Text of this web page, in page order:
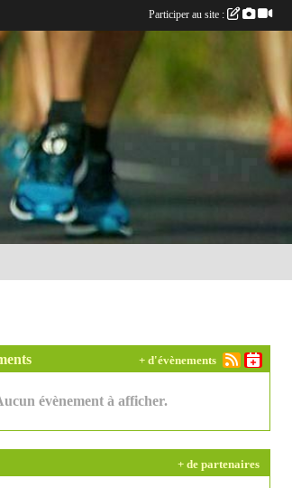
évènement à afficher.
+ d'évènements
+ de partenaires
Participer au site :